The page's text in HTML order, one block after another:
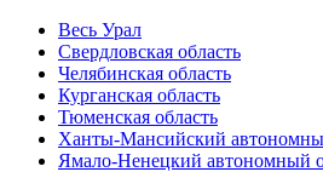
Весь Урал
Свердловская область
Челябинская область
Курганская область
Тюменская область
Ханты-Мансийский
Ямало-Ненецкий автономный